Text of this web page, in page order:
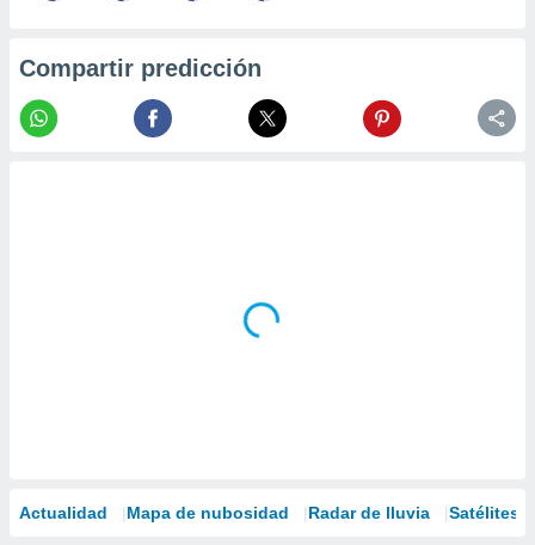
Compartir predicción
Actualidad Mapa de nubosidad Radar de lluvia Satélites